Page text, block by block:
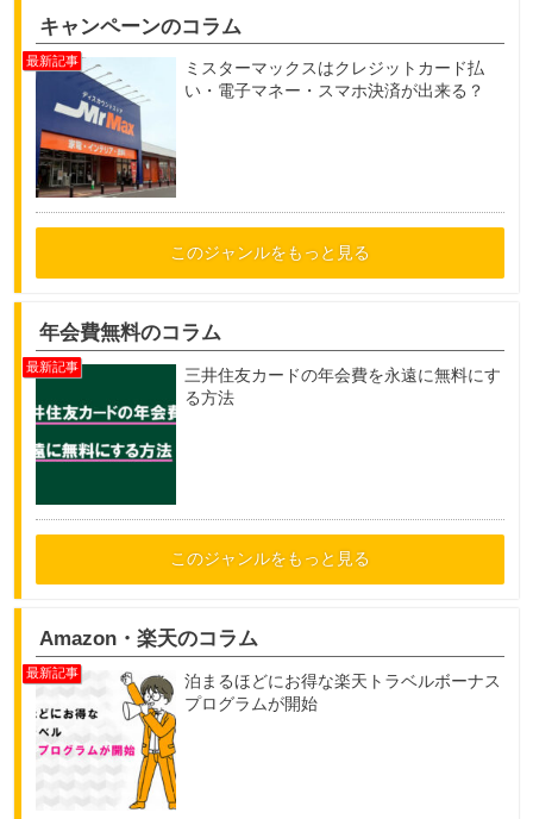
キャンペーンのコラム
ミスターマックスはクレジットカード払
い・電子マネー・スマホ決済が出来る？
このジャンルをもっと見る
年会費無料のコラム
三井住友カードの年会費を永遠に無料にす
る方法
このジャンルをもっと見る
Amazon・楽天のコラム
泊まるほどにお得な楽天トラベルボーナス
プログラムが開始